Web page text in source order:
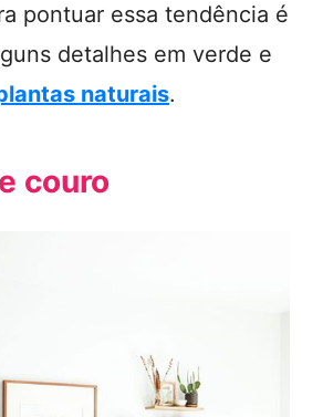
pontuar essa tendência é
detalhes em verde e
naturais.
couro